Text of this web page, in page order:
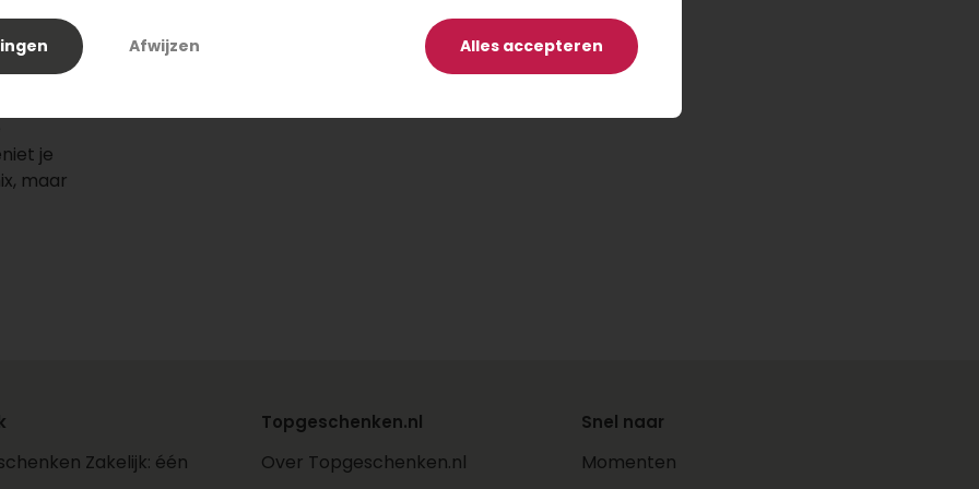
je
maar
Zakelijk: één
Topgeschenken.nl
Over Topgeschenken.nl
Snel naar
Momenten
Alles accepteren
Afwijzen